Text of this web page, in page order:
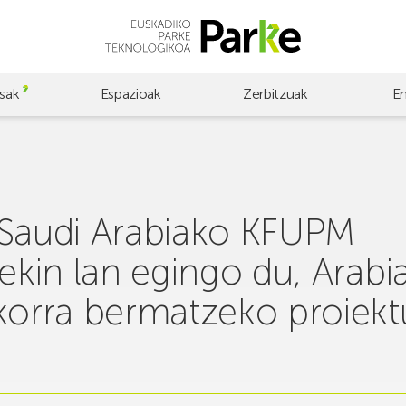
Espazioak Zerbitzuak
Arabiako KFUPM
lan egingo du,
bermatzeko